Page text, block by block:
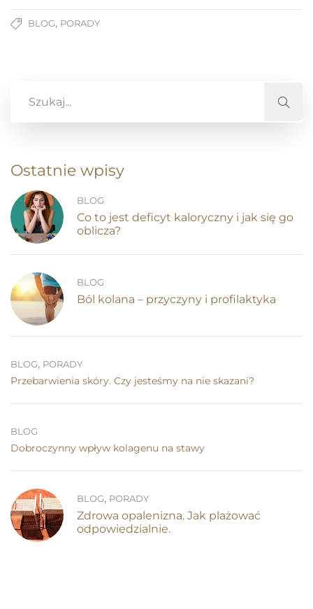
BLOG, PORADY
Ostatnie wpisy
BLOG
Co to jest deficyt kaloryczny i jak się go
oblicza?
BLOG
Ból kolana – przyczyny i profilaktyka
BLOG, PORADY
Przebarwienia skóry. Czy jesteśmy na nie skazani?
BLOG
Dobroczynny wpływ kolagenu na stawy
BLOG, PORADY
Zdrowa opalenizna. Jak plażować
odpowiedzialnie.